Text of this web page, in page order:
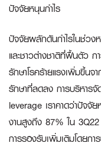
ปัจจัยหนุนกำไร
ปัจจัยผลักดันกำไรในช่วง
และชาวต่างชาติที่ฟื้นตัว ก
รักษาโรคร้ายแรงเพิ่มขึ้น
รักษาที่ลดลง การบริหาร
leverage เราคาดว่าปัจจั
งานสูงถึง 87% ใน
การรองรับเพิ่มเติมโดยก